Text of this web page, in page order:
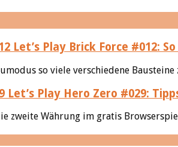
Let’s Play Brick Force #012:
so viele verschiedene
Let’s Play Hero Zero #029:
zweite Währung im gratis